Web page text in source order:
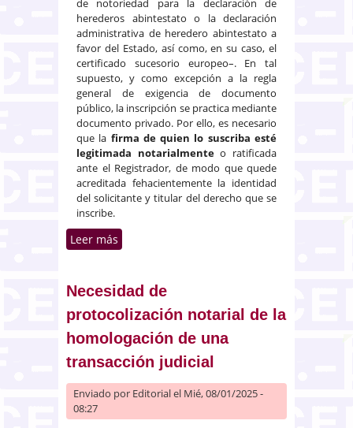
herederos abintestato o la declaración
administrativa de heredero abintestato a
favor del Estado, así como, en su caso, el
certificado sucesorio europeo–. En tal
supuesto, y como excepción a la regla
general de exigencia de documento
público, la inscripción se practica mediante
documento privado. Por ello, es necesario
que la firma de quien lo suscriba esté
legitimada notarialmenteo ratificada
ante el Registrador, de modo que quede
acreditada fehacientemente la identidad
del solicitante y titular del derecho que se
inscribe.
Leer más
legitimarios
Necesidad de
protocolización notarial de la
homologación de una
transacción judicial
Enviado por Editorialel Mié, 08/01/2025 -
08:27